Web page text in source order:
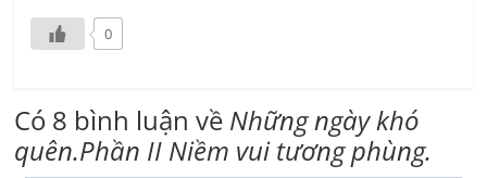
0
Có 8 bình luận về Những ngày khó
quên.Phần II Niềm vui tương phùng.